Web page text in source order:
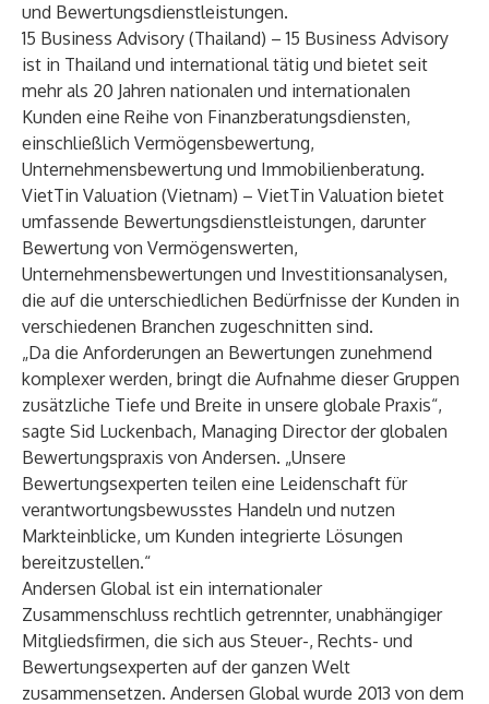
und Bewertungsdienstleistungen.
15 Business Advisory (Thailand) – 15 Business Advisory
ist in Thailand und international tätig und bietet seit
mehr als 20 Jahren nationalen und internationalen
Kunden eine Reihe von Finanzberatungsdiensten,
einschließlich Vermögensbewertung,
Unternehmensbewertung und Immobilienberatung.
VietTin Valuation (Vietnam) – VietTin Valuation bietet
umfassende Bewertungsdienstleistungen, darunter
Bewertung von Vermögenswerten,
Unternehmensbewertungen und Investitionsanalysen,
die auf die unterschiedlichen Bedürfnisse der Kunden in
verschiedenen Branchen zugeschnitten sind.
„Da die Anforderungen an Bewertungen zunehmend
komplexer werden, bringt die Aufnahme dieser Gruppen
zusätzliche Tiefe und Breite in unsere globale Praxis“,
sagte Sid Luckenbach, Managing Director der globalen
Bewertungspraxis von Andersen. „Unsere
Bewertungsexperten teilen eine Leidenschaft für
verantwortungsbewusstes Handeln und nutzen
Markteinblicke, um Kunden integrierte Lösungen
bereitzustellen.“
Andersen Globalist ein internationaler
Zusammenschluss rechtlich getrennter, unabhängiger
Mitgliedsfirmen, die sich aus Steuer-, Rechts- und
Bewertungsexperten auf der ganzen Welt
zusammensetzen. Andersen Global wurde 2013 von dem